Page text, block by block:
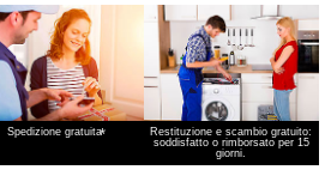
Spedizione gratuita*
Restituzione e scambio gratuito:
soddisfatto o rimborsato per 15
giorni.